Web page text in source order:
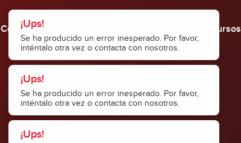
¡Ups!
Se ha producido un error inesperado. Por favor,
inténtalo otra vez o contacta con nosotros.
¡Ups!
Se ha producido un error inesperado. Por favor,
inténtalo otra vez o contacta con nosotros.
¡Ups!
Cómo funciona Recursos